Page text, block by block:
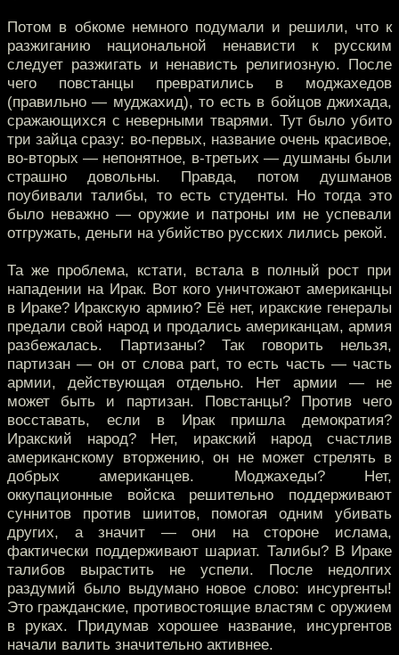
Потом в обкоме немного подумали и решили, что к
разжиганию национальной ненависти к русским
следует разжигать и ненависть религиозную. После
чего повстанцы превратились в моджахедов
(правильно — муджахид), то есть в бойцов джихада,
сражающихся с неверными тварями. Тут было убито
три зайца сразу: во-первых, название очень красивое,
во-вторых — непонятное, в-третьих — душманы были
страшно довольны. Правда, потом душманов
поубивали талибы, то есть студенты. Но тогда это
было неважно — оружие и патроны им не успевали
отгружать, деньги на убийство русских лились рекой.
Та же проблема, кстати, встала в полный рост при
нападении на Ирак. Вот кого уничтожают американцы
в Ираке? Иракскую армию? Её нет, иракские генералы
предали свой народ и продались американцам, армия
разбежалась. Партизаны? Так говорить нельзя,
партизан — он от слова part, то есть часть — часть
армии, действующая отдельно. Нет армии — не
может быть и партизан. Повстанцы? Против чего
восставать, если в Ирак пришла демократия?
Иракский народ? Нет, иракский народ счастлив
американскому вторжению, он не может стрелять в
добрых американцев. Моджахеды? Нет,
оккупационные войска решительно поддерживают
суннитов против шиитов, помогая одним убивать
других, а значит — они на стороне ислама,
фактически поддерживают шариат. Талибы? В Ираке
талибов вырастить не успели. После недолгих
раздумий было выдумано новое слово: инсургенты!
Это гражданские, противостоящие властям с оружием
в руках. Придумав хорошее название, инсургентов
начали валить значительно активнее.